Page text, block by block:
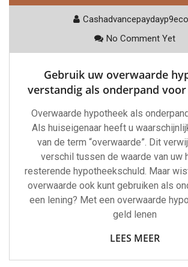
No Comment Yet
Gebruik uw overwaarde
verstandig als onderpand
Overwaarde hypotheek als
Als huiseigenaar heeft u
van de term “overwaarde”. Dit
verschil tussen de waarde van uw
resterende hypotheekschuld. Maar
overwaarde ook kunt gebruiken als
een lening? Met een overwaarde
geld lenen
LEES MEER